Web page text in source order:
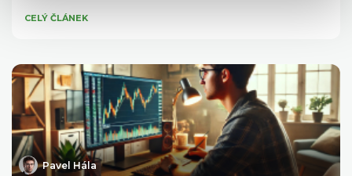
CELÝ ČLÁNEK
Pavel Hála